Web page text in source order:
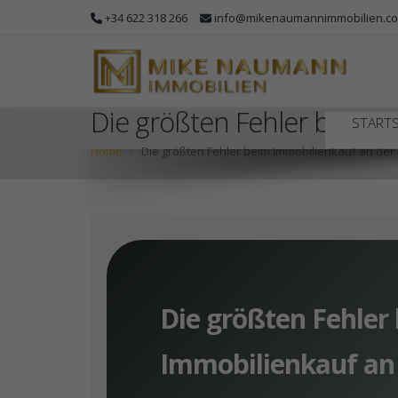
+34 622 318 266
Die größten Fehler beim
Home Die größten Fehler beim Immobilienkauf an der
Die größten Fehler
Immobilienkauf an